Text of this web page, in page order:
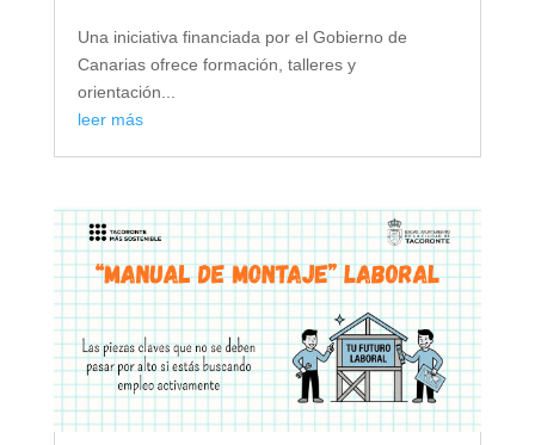
Una iniciativa financiada por el Gobierno de
Canarias ofrece formación, talleres y
orientación...
leer más